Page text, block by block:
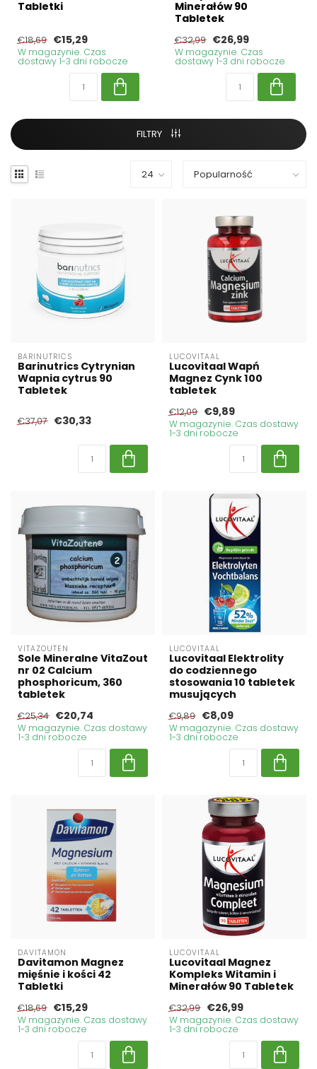
Tabletki
€18,69 €15,29
W magazynie. Czas
dostawy 1-3 dni robocze
Minerałów 90
Tabletek
€32,99 €26,99
W magazynie. Czas
dostawy 1-3 dni robocze
FILTRY
BARINUTRICS
Barinutrics Cytrynian
Wapnia cytrus 90
Tabletek
€37,07 €30,33
LUCOVITAAL
Lucovitaal Wapń
Magnez Cynk 100
tabletek
€12,09 €9,89
W magazynie. Czas dostawy
1-3 dni robocze
VITAZOUTEN
Sole Mineralne VitaZout
nr 02 Calcium
phosphoricum, 360
tabletek
€25,34 €20,74
W magazynie. Czas dostawy
1-3 dni robocze
LUCOVITAAL
Lucovitaal Elektrolity
do codziennego
stosowania 10 tabletek
musujących
€9,89 €8,09
W magazynie. Czas dostawy
1-3 dni robocze
DAVITAMON
Davitamon Magnez
mięśnie i kości 42
Tabletki
€18,69 €15,29
W magazynie. Czas dostawy
1-3 dni robocze
LUCOVITAAL
Lucovitaal Magnez
Kompleks Witamin i
Minerałów 90 Tabletek
€32,99 €26,99
W magazynie. Czas dostawy
1-3 dni robocze